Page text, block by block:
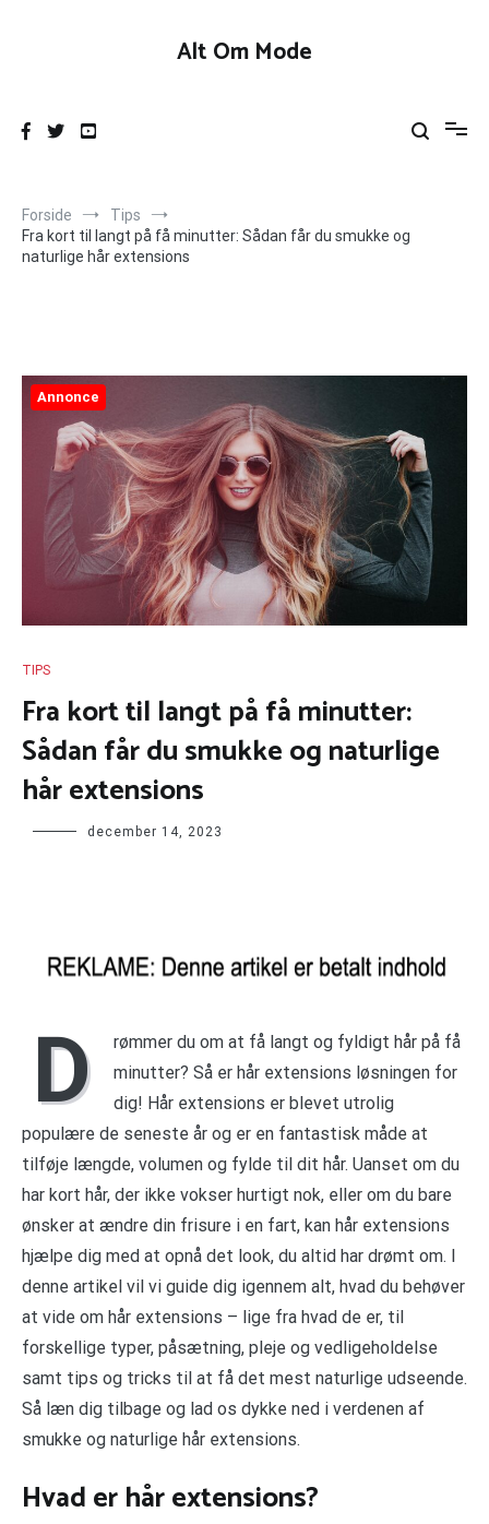
Alt Om Mode
Forside
Tips
Fra kort til langt på få minutter: Sådan får du smukke og
naturlige hår extensions
Annonce
TIPS
Fra kort til langt på få minutter:
Sådan får du smukke og naturlige
hår extensions
december 14, 2023
D
rømmer du om at få langt og fyldigt hår på få
minutter? Så er hår extensions løsningen for
dig! Hår extensions er blevet utrolig
populære de seneste år og er en fantastisk måde at
tilføje længde, volumen og fylde til dit hår. Uanset om du
har kort hår, der ikke vokser hurtigt nok, eller om du bare
ønsker at ændre din frisure i en fart, kan hår extensions
hjælpe dig med at opnå det look, du altid har drømt om. I
denne artikel vil vi guide dig igennem alt, hvad du behøver
at vide om hår extensions – lige fra hvad de er, til
forskellige typer, påsætning, pleje og vedligeholdelse
samt tips og tricks til at få det mest naturlige udseende.
Så læn dig tilbage og lad os dykke ned i verdenen af
smukke og naturlige hår extensions.
Hvad er hår extensions?